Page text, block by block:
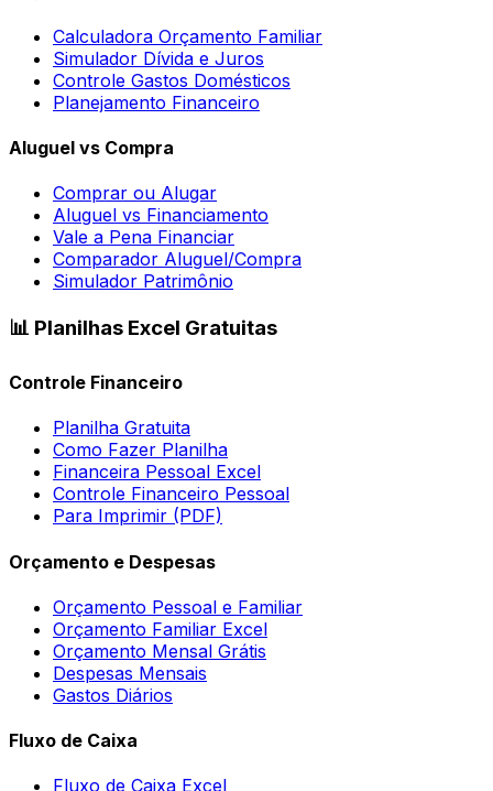
Calculadora Orçamento Familiar
Simulador Dívida e Juros
Controle Gastos Domésticos
Planejamento Financeiro
Aluguel vs Compra
Comprar ou Alugar
Aluguel vs Financiamento
Vale a Pena Financiar
Comparador Aluguel/Compra
Simulador Patrimônio
📊 Planilhas Excel Gratuitas
Controle Financeiro
Planilha Gratuita
Como Fazer Planilha
Financeira Pessoal Excel
Controle Financeiro Pessoal
Para Imprimir (PDF)
Orçamento e Despesas
Orçamento Pessoal e Familiar
Orçamento Familiar Excel
Orçamento Mensal Grátis
Despesas Mensais
Gastos Diários
Fluxo de Caixa
Fluxo de Caixa Excel